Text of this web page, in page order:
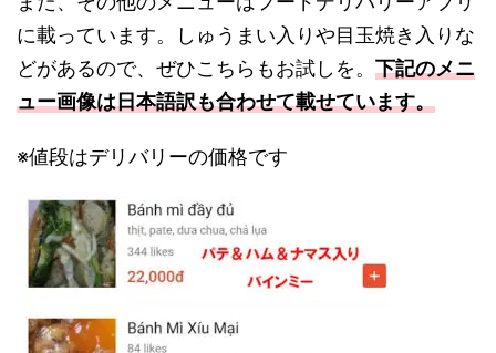
に載っています。しゅうまい入りや目玉焼き入りな
どがあるので、ぜひこちらもお試しを。 下記のメニ
ュー画像は日本語訳も合わせて載せています。
※値段はデリバリーの価格です